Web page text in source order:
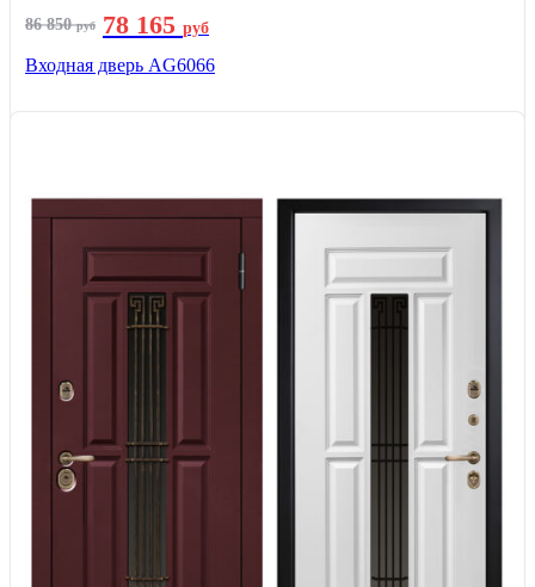
86 850руб 78 165 руб
Входная дверь AG6066